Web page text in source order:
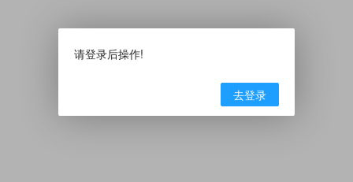
请登录后操作!
去登录